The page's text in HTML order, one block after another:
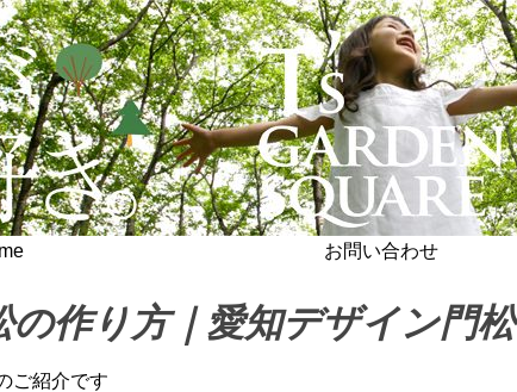
お問い合わせ
の作り方｜愛知デザイン門松
ご紹介です